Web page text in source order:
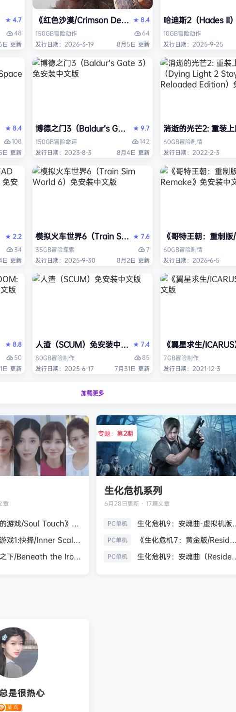
）免安装中文版
文版
★ 4.7
48
日 更新
《红色沙漠/Crimson Desert》免安装中文版
★8.4
150GB冒险动作
64
发行日期：2026-3-19
8月5日 更新
哈迪斯2（Hades II
10GB冒险动作
发行日期：2025-9-25
Resynced HYPERVISOR》免安装中文版
40,000: Space Marine 2）免安装中文版
★ 8.4
108
日 更新
博德之门3（Baldur’s Gate 3）免安装中文版
★9.7
150GB冒险命运
142
发行日期：2023-8-3
8月4日 更新
消逝的光芒2: 重装
60GB冒险剧情
发行日期：2022-2-3
OR ALIVE 6 Last Round》免安装中文版
★ 2.2
34
日 更新
模拟火车世界6（Train Sim World 6）免安装中文版
★7.6
35GB冒险探索
7
发行日期：2025-9-30
8月2日 更新
《哥特王朝：重制
60GB冒险剧情
发行日期：2026-6-5
The Dark Ages）免安装中文版
★ 8.8
50
日 更新
人渣（SCUM）免安装中文版★7.4
80GB冒险制作
85
发行日期：2025-6-17
7月31日 更新
《翼星求生/ICARUS
7GB冒险制作
发行日期：2021-12-3
加载更多
章
《魅魔的游戏/Soul Touch》免安装中文版
《天平游戏1:抉择/Inner Scales 1：Choice》免安装中文版
《铁门之下/Beneath the Iron Gate》免安装中文版
专题：第2期
生化危机系列
6月28日更新 · 17篇文章
PC单机 生化危机9：安魂曲-虚拟
PC单机 《生化危机7：黄金版/Resident Evil 7 Biohazard》免安装中文版
PC单机 生化危机9：安魂曲（
是很热心